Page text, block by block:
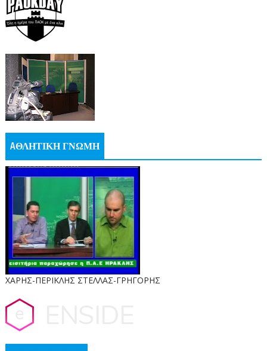
AΘΛΗΤΙΚΗ ΓΝΩΜΗ
ΧΑΡΗΣ-ΠΕΡΙΚΛΗΣ ΣΤΕΛΛΑΣ-ΓΡΗΓΟΡΗΣ